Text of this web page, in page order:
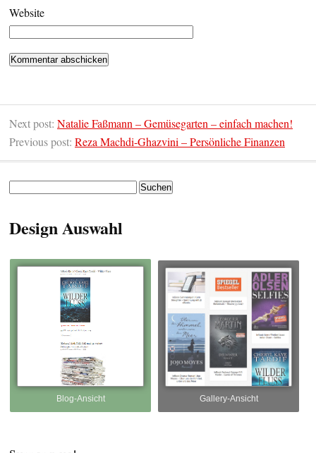
Website
Next post: Natalie Faßmann – Gemüsegarten – einfach machen!
Previous post: Reza Machdi-Ghazvini – Persönliche Finanzen
Design Auswahl
Blog-Ansicht Gallery-Ansicht